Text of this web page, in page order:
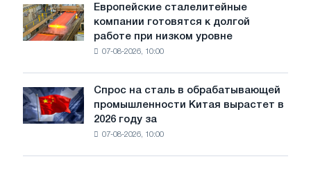
рынке
стали
на
диверсификацию
Европейские
сталелитейные
компании
работе
при
воды
Европейские сталелитейные
компании готовятся к долгой
работе при низком уровне
07-08-2026, 10:00
Спрос
на
сталь
Спрос на сталь в обрабатывающей
промышленности Китая вырастет в
2026 году за
07-08-2026, 10:00